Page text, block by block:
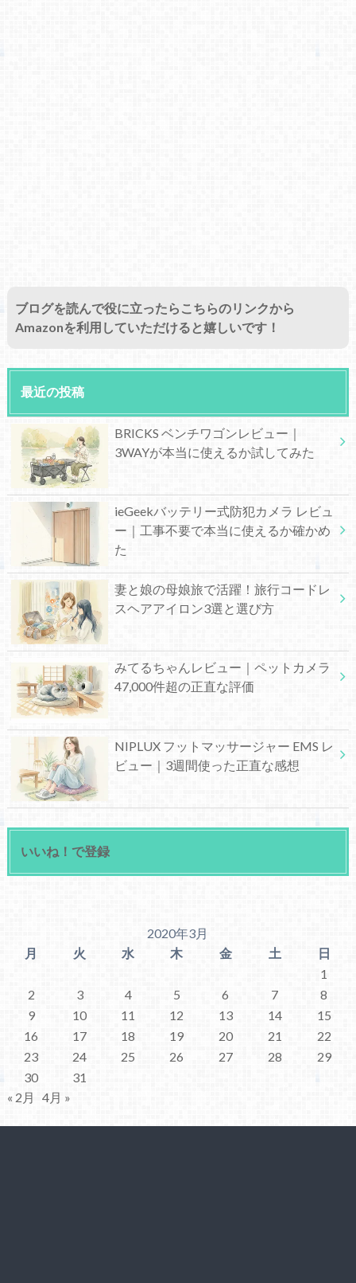
ブログを読んで役に立ったらこちらのリンクから
Amazonを利用していただけると嬉しいです！
最近の投稿
BRICKS ベンチワゴンレビュー｜
3WAYが本当に使えるか試してみた
ieGeekバッテリー式防犯カメラ レビュ
ー｜工事不要で本当に使えるか確かめ
た
妻と娘の母娘旅で活躍！旅行コードレ
スヘアアイロン3選と選び方
みてるちゃんレビュー｜ペットカメラ
47,000件超の正直な評価
NIPLUX フットマッサージャー EMS レ
ビュー｜3週間使った正直な感想
いいね！で登録
2020年3月
月
火 水 木 金 土
日
1
2
3 4 5 6 7
8
9
10 11 12 13 14
15
16
17 18 19 20 21
22
23
24 25 26 27 28
29
30
31
« 2月
4月 »